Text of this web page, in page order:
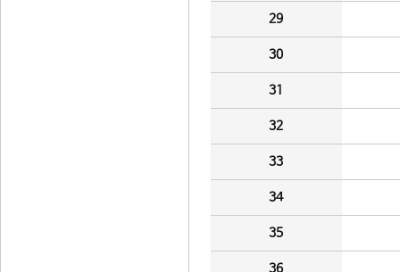
29
30
31
32
33
34
35
36